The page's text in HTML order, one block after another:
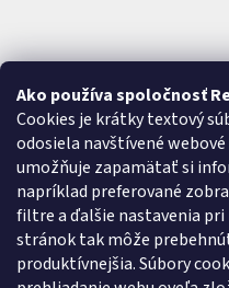
Ako používa spoločnosť
Cookies je krátky textový
odosiela navštívené
umožňuje zapamätať si
napríklad preferované
filtre a ďalšie nastavenia pri
stránok tak môže
produktívnejšia. SúboryO